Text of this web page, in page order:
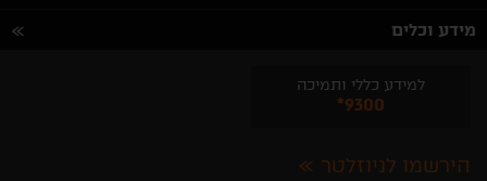
מידע וכלים
למידע כללי ותמיכה
*9300
הירשמו לניוזלטר